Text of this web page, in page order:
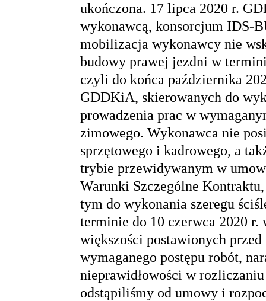
ukończona. 17 lipca 2020 r.
wykonawcą, konsorcjum IDS-
mobilizacja wykonawcy nie
budowy prawej jezdni w
czyli do końca października
GDDKiA, skierowanych do
prowadzenia prac w
zimowego. Wykonawca nie
sprzętowego i kadrowego, a
trybie przewidywanym w
Warunki Szczególne
tym do wykonania szeregu
terminie do 10 czerwca 2020 r.
większości postawionych
wymaganego postępu robót,
nieprawidłowości w
odstąpiliśmy od umowy i